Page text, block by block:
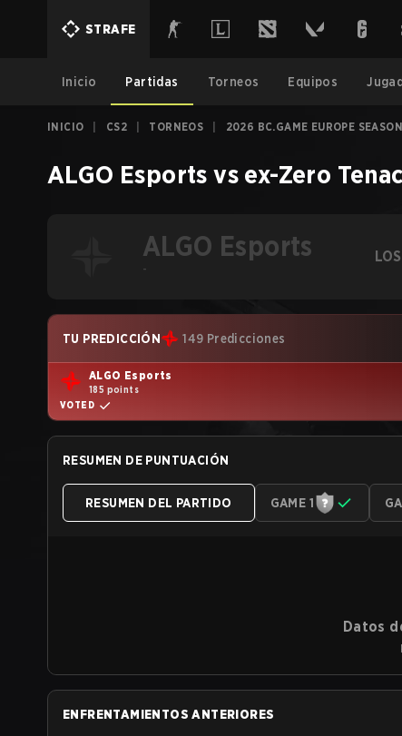
STRAFE
Inicio Partidas Torneos Equipos
INICIO CS2 TORNEOS 2026 BC.GAME EUROPE
ALGO Esports vs ex-Zero
ALGO Esports
-
TU PREDICCIÓN 149 Predicciones
ALGO Esports
185 points
VOTED
RESUMEN DE PUNTUACIÓN
RESUMEN DEL PARTIDO GAME 1
Datos
ENFRENTAMIENTOS ANTERIORES